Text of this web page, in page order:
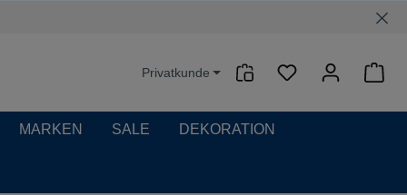
Privatkunde
MARKEN SALE DEKORATION